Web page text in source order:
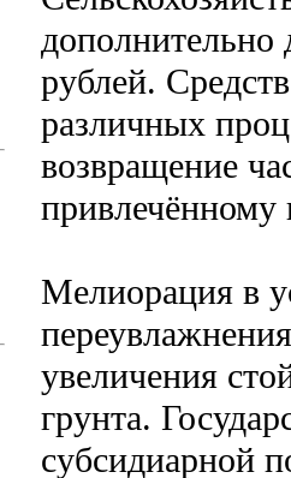
дополнительно
рублей.
различных
возвращение
привлечённому
Мелиорация в
увеличения
грунта.
субсидиарной